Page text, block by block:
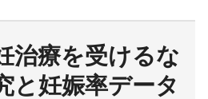
治療を受けるな
と妊娠率データ